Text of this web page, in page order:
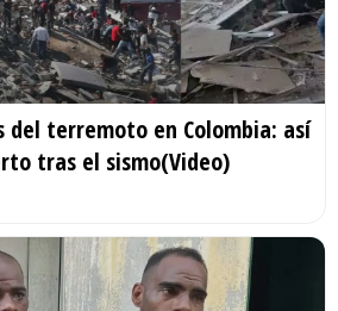
del terremoto en Colombia: así
tras el sismo(Video)